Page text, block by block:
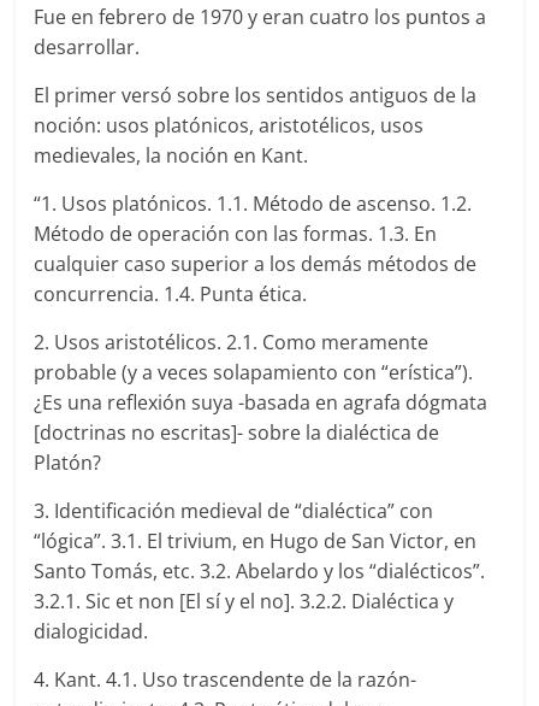
Fue en febrero de 1970 y eran cuatro los puntos a
desarrollar.
El primer versó sobre los sentidos antiguos de la
noción: usos platónicos, aristotélicos, usos
medievales, la noción en Kant.
“1. Usos platónicos. 1.1. Método de ascenso. 1.2.
Método de operación con las formas. 1.3. En
cualquier caso superior a los demás métodos de
concurrencia. 1.4. Punta ética.
2. Usos aristotélicos. 2.1. Como meramente
probable (y a veces solapamiento con “erística”).
¿Es una reflexión suya -basada en agrafa dógmata
[doctrinas no escritas]- sobre la dialéctica de
Platón?
3. Identificación medieval de “dialéctica” con
“lógica”. 3.1. El trivium, en Hugo de San Victor, en
Santo Tomás, etc. 3.2. Abelardo y los “dialécticos”.
3.2.1. Sic et non [El sí y el no]. 3.2.2. Dialéctica y
dialogicidad.
4. Kant. 4.1. Uso trascendente de la razón-